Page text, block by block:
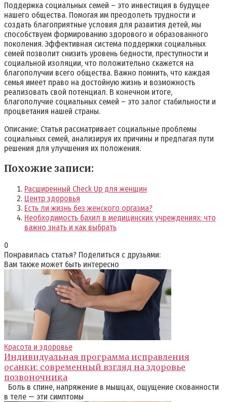
Поддержка социальных семей – это инвестиция в будущее
нашего общества. Помогая им преодолеть трудности и
создать благоприятные условия для развития детей, мы
способствуем формированию здорового и образованного
поколения. Эффективная система поддержки социальных
семей позволит снизить уровень бедности, преступности и
социальной изоляции, что положительно скажется на
благополучии всего общества. Важно помнить, что каждая
семья имеет право на достойную жизнь и возможность
реализовать свой потенциал. В конечном итоге,
благополучие социальных семей – это залог стабильности и
процветания нашей страны.
Описание: Статья рассматривает социальные проблемы
социальных семей, анализируя их причины и предлагая пути
решения для улучшения их положения.
Похожие записи:
Расширенный Check Up для женщин
Центр здоровья
Есть ли жизнь без женского оргазма?
Необходимость бахил в медицинских учреждениях: что
важно знать и как выбрать
0
Понравилась статья? Поделиться с друзьями:
Вам также может быть интересно
Красота и здоровье
Индивидуальная программа исправления
осанки: современный взгляд на здоровье
позвоночника
Боль в спине, напряжение в мышцах, ощущение скованности
в теле — эти симптомы